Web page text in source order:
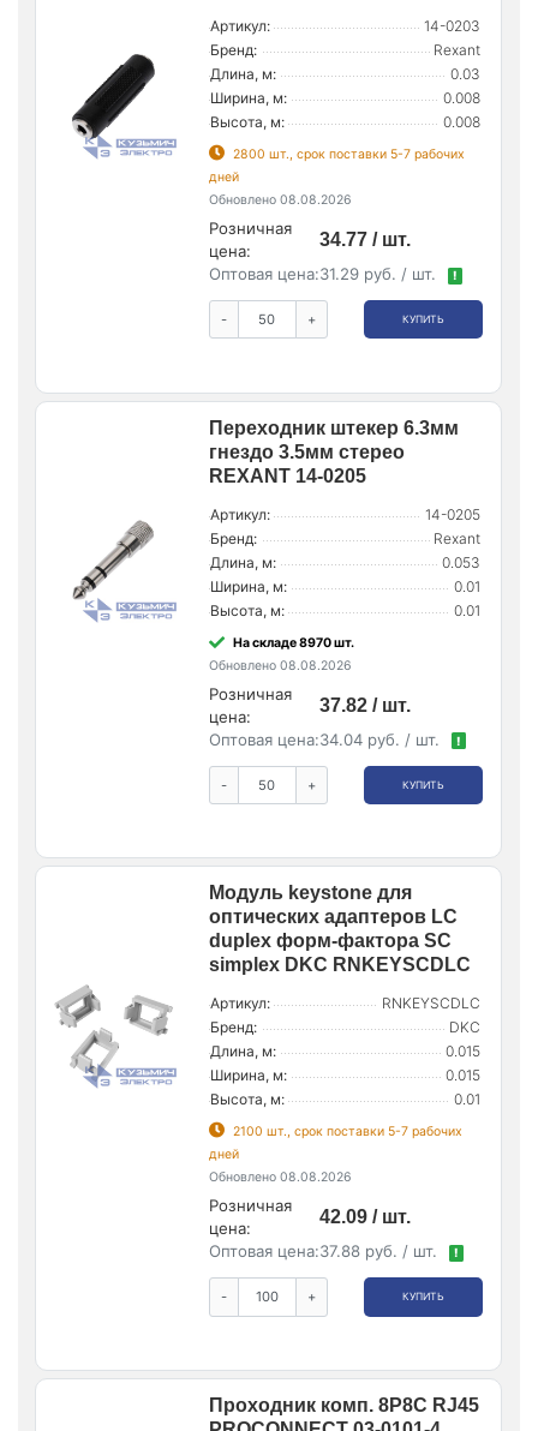
Артикул:
14-0203
Бренд:
Rexant
Длина, м:
0.03
Ширина, м:
0.008
Высота, м:
0.008
2800 шт., срок поставки 5-7 рабочих
дней
Обновлено 08.08.2026
Розничная
цена:
34.77 / шт.
Оптовая цена:31.29 руб. / шт. !
- + КУПИТЬ
Переходник штекер 6.3мм
гнездо 3.5мм стерео
REXANT 14-0205
Артикул:
14-0205
Бренд:
Rexant
Длина, м:
0.053
Ширина, м:
0.01
Высота, м:
0.01
На складе 8970 шт.
Обновлено 08.08.2026
Розничная
цена:
37.82 / шт.
Оптовая цена:34.04 руб. / шт. !
- + КУПИТЬ
Модуль keystone для
оптических адаптеров LC
duplex форм-фактора SC
simplex DKC RNKEYSCDLC
Артикул:
RNKEYSCDLC
Бренд:
DKC
Длина, м:
0.015
Ширина, м:
0.015
Высота, м:
0.01
2100 шт., срок поставки 5-7 рабочих
дней
Обновлено 08.08.2026
Розничная
цена:
42.09 / шт.
Оптовая цена:37.88 руб. / шт. !
- + КУПИТЬ
Проходник комп. 8P8C RJ45